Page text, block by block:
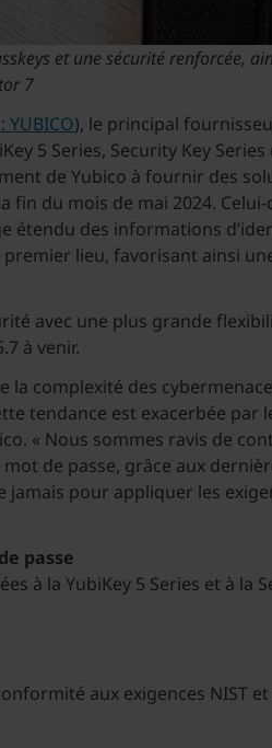
et une sécurité renforcée,
7
YUBICO), le principal
5 Series, Security Key
de Yubico à fournir des
fin du mois de mai 2024.
étendu des informations
lieu, favorisant ainsi
avec une plus grande
à venir.
complexité des
tendance est exacerbée
« Nous sommes ravis de
de passe, grâce aux
pour appliquer les
passe
à la YubiKey 5 Series et à la
aux exigences NIST